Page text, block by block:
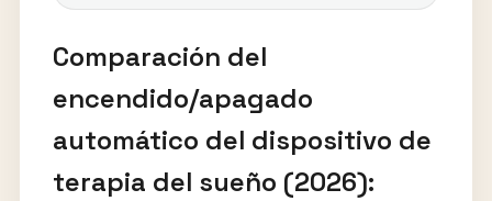
Comparación del
encendido/apagado
automático del dispositivo de
terapia del sueño (2026):